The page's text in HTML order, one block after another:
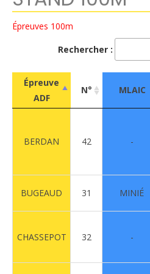
Épreuves 100m
Rechercher :
Épreuve
ADF
N° MLAIC
BERDAN 42 -
BUGEAUD 31 MINIÉ
CHASSEPOT 32 -